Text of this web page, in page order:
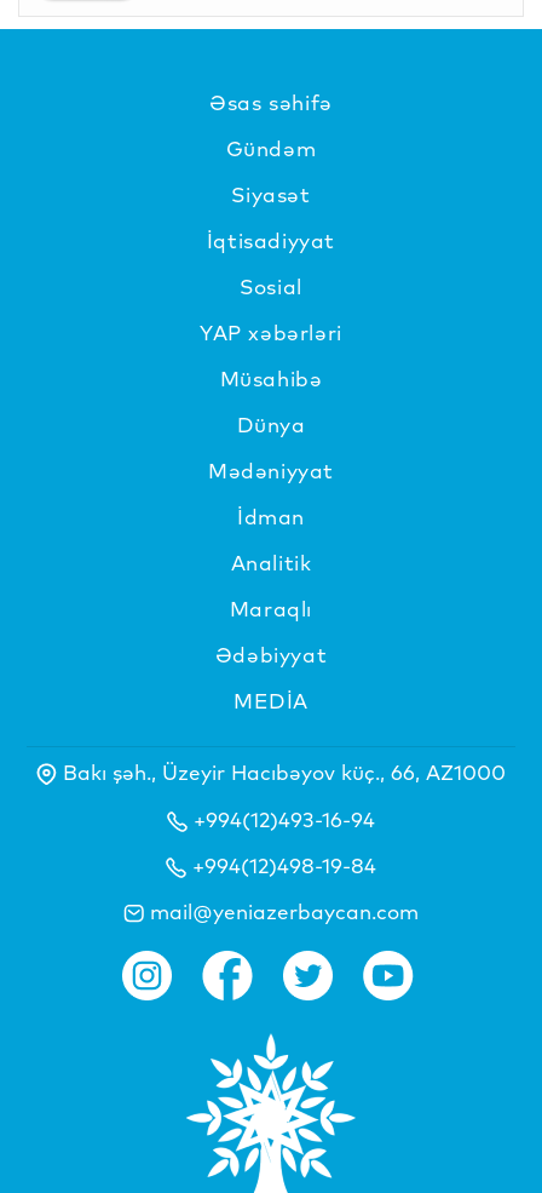
Əsas səhifə
Gündəm
Siyasət
İqtisadiyyat
Sosial
YAP xəbərləri
Müsahibə
Dünya
Mədəniyyat
İdman
Analitik
Maraqlı
Ədəbiyyat
MEDİA
Bakı şəh., Üzeyir Hacıbəyov küç., 66, AZ1000
+994(12)493-16-94
+994(12)498-19-84
mail@yeniazerbaycan.com